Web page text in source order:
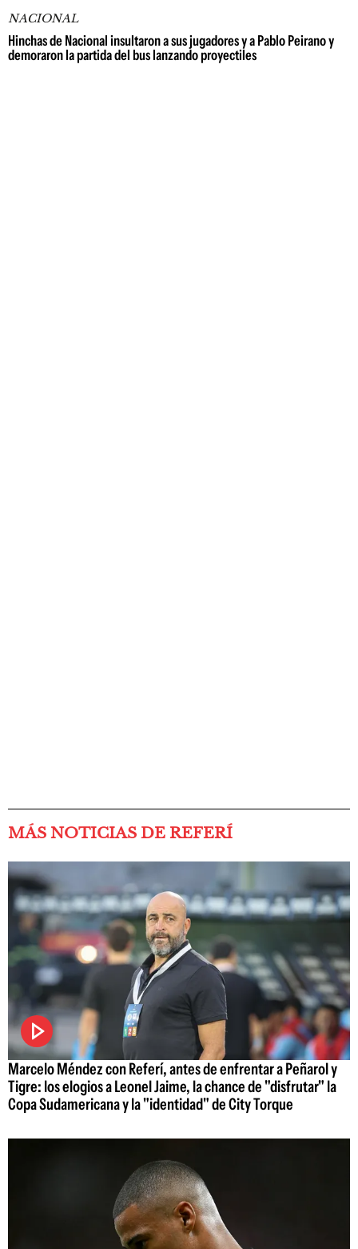
NACIONAL
Hinchas de Nacional insultaron a sus jugadores y a Pablo Peirano y
demoraron la partida del bus lanzando proyectiles
MÁS NOTICIAS DE REFERÍ
Marcelo Méndez con Referí, antes de enfrentar a Peñarol y
Tigre: los elogios a Leonel Jaime, la chance de "disfrutar" la
Copa Sudamericana y la "identidad" de City Torque